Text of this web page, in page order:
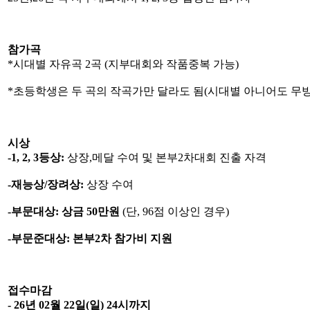
참가곡
*시대별 자유곡 2곡 (지부대회와 작품중복 가능)
*초등학생은 두 곡의 작곡가만 달라도 됨(시대별 아니어도 무
시상
-1, 2, 3등상: 상장,메달 수여 및 본부2차대회 진출 자격
-재능상/장려상: 상장 수여
-부문대상: 상금 50만원 (단, 96점 이상인 경우)
-부문준대상: 본부2차 참가비 지원
접수마감
- 26년 02월 22일(일) 24시까지